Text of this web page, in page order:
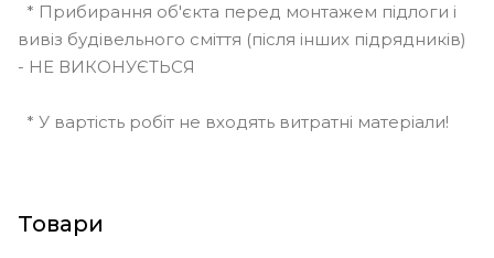
* Прибирання об'єкта перед монтажем підлоги і
вивіз будівельного сміття (після інших підрядників)
- НЕ ВИКОНУЄТЬСЯ
* У вартість робіт не входять витратні матеріали!
Товари